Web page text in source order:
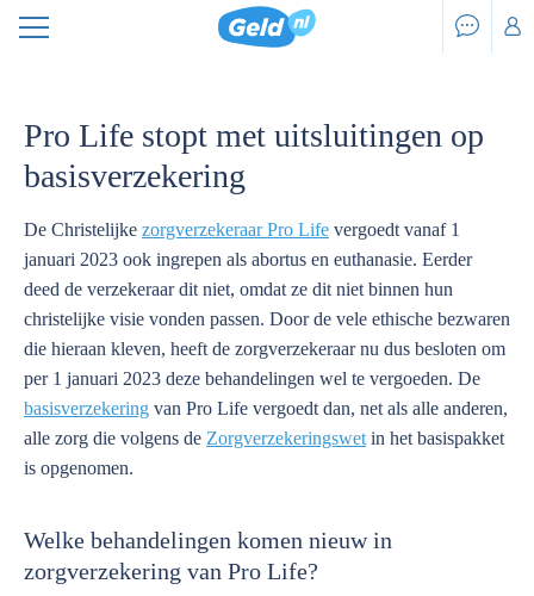
Pro Life stopt met uitsluitingen op
basisverzekering
De Christelijke zorgverzekeraar Pro Life vergoedt vanaf 1
januari 2023 ook ingrepen als abortus en euthanasie. Eerder
deed de verzekeraar dit niet, omdat ze dit niet binnen hun
christelijke visie vonden passen. Door de vele ethische bezwaren
die hieraan kleven, heeft de zorgverzekeraar nu dus besloten om
per 1 januari 2023 deze behandelingen wel te vergoeden. De
basisverzekering van Pro Life vergoedt dan, net als alle anderen,
alle zorg die volgens de Zorgverzekeringswet in het basispakket
is opgenomen.
Welke behandelingen komen nieuw in
zorgverzekering van Pro Life?